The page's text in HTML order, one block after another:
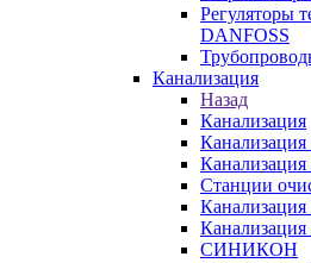
Регуляторы
DANFOSS
Канализация
Назад
Канализация
Станции
СИНИКОН